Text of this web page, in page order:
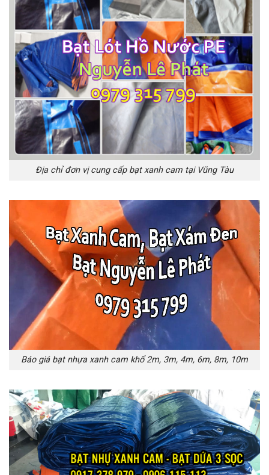
Địa chỉ đơn vị cung cấp bạt xanh cam tại Vũng Tàu
Báo giá bạt nhựa xanh cam khổ 2m, 3m, 4m, 6m, 8m, 10m